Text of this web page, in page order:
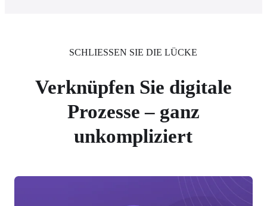
SCHLIESSEN SIE DIE LÜCKE
Verknüpfen Sie digitale
Prozesse – ganz
unkompliziert